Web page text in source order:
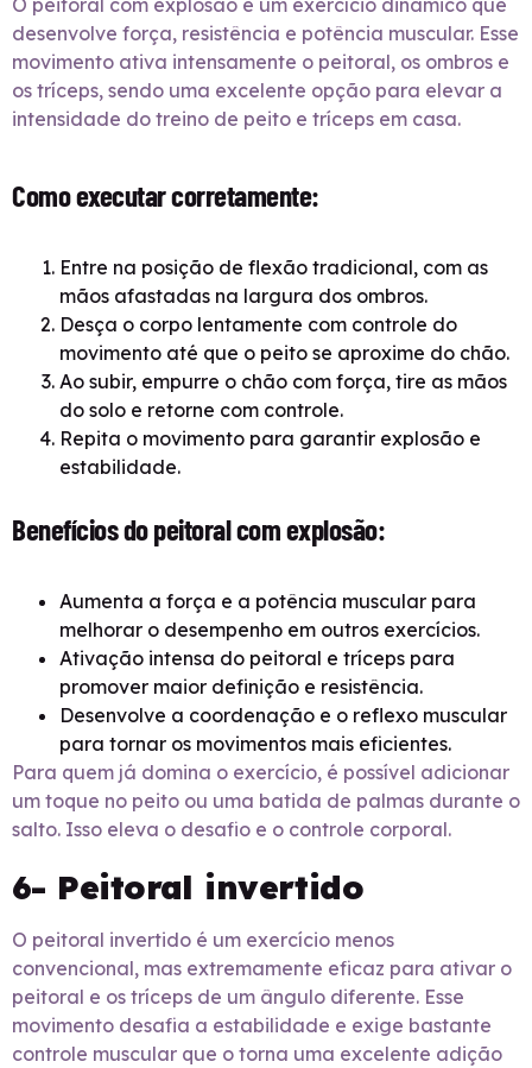
O peitoral com explosão é um exercício dinâmico que
desenvolve força, resistência e potência muscular. Esse
movimento ativa intensamente o peitoral, os ombros e
os tríceps, sendo uma excelente opção para elevar a
intensidade do treino de peito e tríceps em casa.
Como executar corretamente:
Entre na posição de flexão tradicional, com as
mãos afastadas na largura dos ombros.
Desça o corpo lentamente com controle do
movimento até que o peito se aproxime do chão.
Ao subir, empurre o chão com força, tire as mãos
do solo e retorne com controle.
Repita o movimento para garantir explosão e
estabilidade.
Benefícios do peitoral com explosão:
Aumenta a força e a potência muscular para
melhorar o desempenho em outros exercícios.
Ativação intensa do peitoral e tríceps para
promover maior definição e resistência.
Desenvolve a coordenação e o reflexo muscular
para tornar os movimentos mais eficientes.
Para quem já domina o exercício, é possível adicionar
um toque no peito ou uma batida de palmas durante o
salto. Isso eleva o desafio e o controle corporal.
6- Peitoral invertido
O peitoral invertido é um exercício menos
convencional, mas extremamente eficaz para ativar o
peitoral e os tríceps de um ângulo diferente. Esse
movimento desafia a estabilidade e exige bastante
controle muscular que o torna uma excelente adição